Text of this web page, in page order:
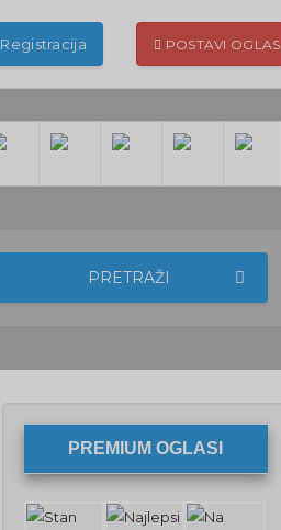
Registracija POSTAVI OGLAS
PRETRAŽI
PREMIUM OGLASI